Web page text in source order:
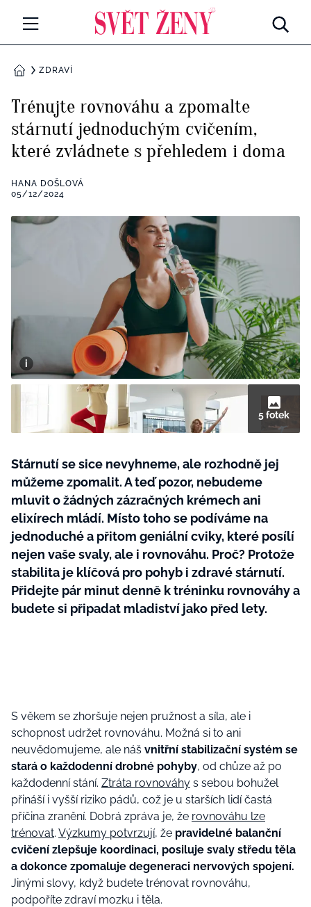
Všechny kategorie
Rozhovory
RETROHUBKY
Všechny kategorie
Seberozvoj
Všechny kategorie
Rady a tipy
BurdaMedia
Extra
SVĚT ŽENY - 599 KČ
ROČNÍ PŘEDPLATNÉ SVĚT ŽENY +
SADA PRODUKTŮ MANA (10 ks)
DOMŮZDRAVÍ
Trénujte rovnováhu a zpomalte
stárnutí jednoduchým cvičením,
které zvládnete s přehledem i doma
HANA DOŠLOVÁ
05/12/2024
5 fotek
Stárnutí se sice nevyhneme, ale rozhodně jej
můžeme zpomalit. A teď pozor, nebudeme
mluvit o žádných zázračných krémech ani
elixírech mládí. Místo toho se podíváme na
jednoduché a přitom geniální cviky, které posílí
nejen vaše svaly, ale i rovnováhu. Proč? Protože
stabilita je klíčová pro pohyb i zdravé stárnutí.
Přidejte pár minut denně k tréninku rovnováhy a
budete si připadat mladiství jako před lety.
S věkem se zhoršuje nejen pružnost a síla, ale i
schopnost udržet rovnováhu. Možná si to ani
neuvědomujeme, ale náš vnitřní stabilizační systém se
stará o každodenní drobné pohyby, od chůze až po
každodenní stání. Ztráta rovnováhy s sebou bohužel
přináší i vyšší riziko pádů, což je u starších lidí častá
příčina zranění. Dobrá zpráva je, že rovnováhu lze
trénovat. Výzkumy potvrzují, že pravidelné balanční
cvičení zlepšuje koordinaci, posiluje svaly středu těla
a dokonce zpomaluje degeneraci nervových spojení.
Jinými slovy, když budete trénovat rovnováhu,
podpoříte zdraví mozku i těla.